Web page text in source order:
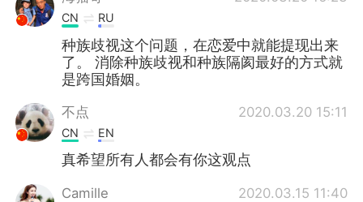
CN RU
种族歧视这个问题，在恋爱中就能提现出来
了。 消除种族歧视和种族隔阂最好的方式就
是跨国婚姻。
不点 2020.03.20 15:11
CN EN
真希望所有人都会有你这观点
Camille 2020.03.15 11:40